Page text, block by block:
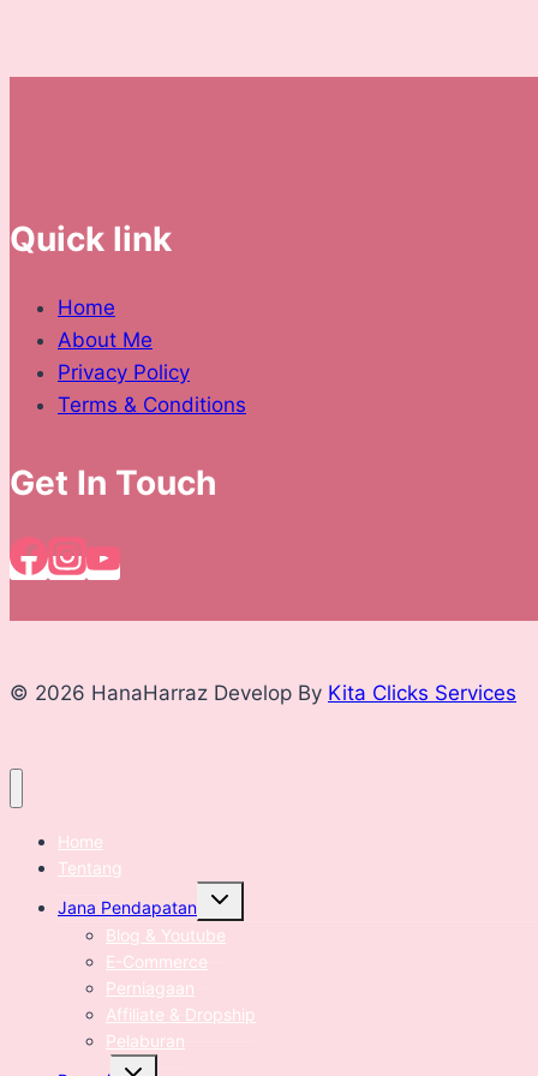
Quick link
Home
About Me
Privacy Policy
Terms & Conditions
Get In Touch
© 2026 HanaHarraz Develop By Kita Clicks Services
Home
Tentang
Jana Pendapatan
Expand
menu
Blog & Youtube
E-Commerce
Perniagaan
Affiliate & Dropship
Pelaburan
Expand